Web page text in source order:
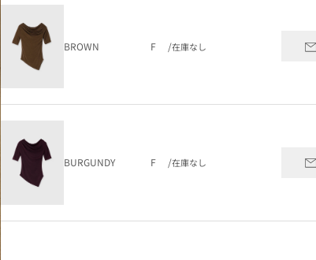
BROWN F /在庫なし
BURGUNDY F /在庫なし